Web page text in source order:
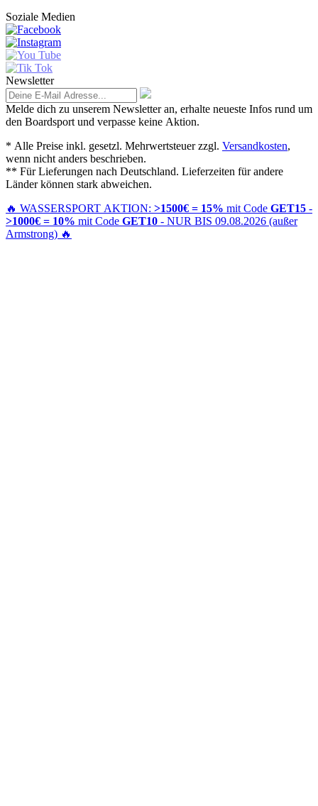
Soziale Medien
Newsletter
Melde dich zu unserem Newsletter an, erhalte neueste Infos rund um
den Boardsport und verpasse keine Aktion.
* Alle Preise inkl. gesetzl. Mehrwertsteuer zzgl. Versandkosten,
wenn nicht anders beschrieben.
** Für Lieferungen nach Deutschland. Lieferzeiten für andere
Länder können stark abweichen.
🔥 WASSERSPORT AKTION: >1500€ = 15% mit Code GET15 -
>1000€ = 10% mit Code GET10 - NUR BIS 09.08.2026 (außer
Armstrong) 🔥